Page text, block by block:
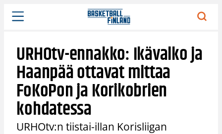
Siirry
sisältöön
URHOtv-ennakko: Ikävalko ja
Haanpää ottavat mittaa
FoKoPon ja Korikobrien
kohdatessa
URHOtv:n tiistai-illan Korisliigan